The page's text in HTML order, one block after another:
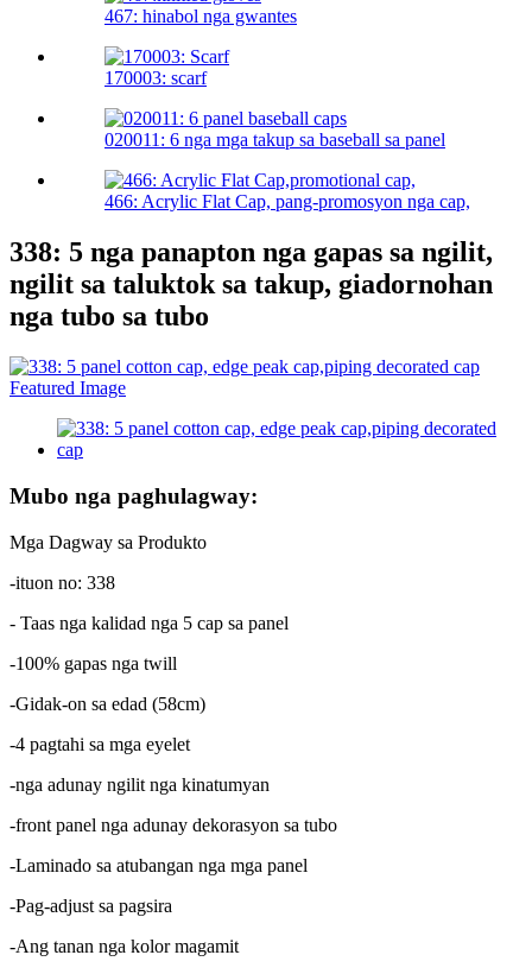
467: hinabol nga gwantes
170003: scarf
020011: 6 nga mga takup sa baseball sa panel
466: Acrylic Flat Cap, pang-promosyon nga cap,
338: 5 nga panapton nga gapas sa ngilit,
ngilit sa taluktok sa takup, giadornohan
nga tubo sa tubo
Mubo nga paghulagway:
Mga Dagway sa Produkto
-ituon no: 338
- Taas nga kalidad nga 5 cap sa panel
-100% gapas nga twill
-Gidak-on sa edad (58cm)
-4 pagtahi sa mga eyelet
-nga adunay ngilit nga kinatumyan
-front panel nga adunay dekorasyon sa tubo
-Laminado sa atubangan nga mga panel
-Pag-adjust sa pagsira
-Ang tanan nga kolor magamit